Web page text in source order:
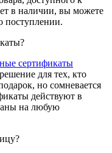
в наличии, вы можете
поступлении.
сертификаты
для тех, кто
но сомневается
действуют в
на любую